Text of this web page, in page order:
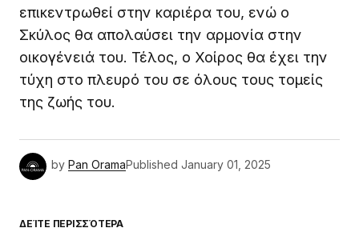
επικεντρωθεί στην καριέρα του, ενώ ο
Σκύλος θα απολαύσει την αρμονία στην
οικογένειά του. Τέλος, ο Χοίρος θα έχει την
τύχη στο πλευρό του σε όλους τους τομείς
της ζωής του.
by Pan OramaPublished January 01, 2025
ΔΕΊΤΕ ΠΕΡΙΣΣΌΤΕΡΑ